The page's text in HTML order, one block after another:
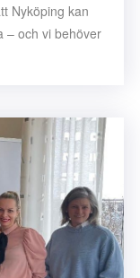
Nyköping kan
– och vi behöver